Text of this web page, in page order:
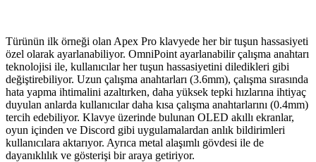
Türünün ilk örneği olan Apex Pro klavyede her bir tuşun hassasiyeti
özel olarak ayarlanabiliyor. OmniPoint ayarlanabilir çalışma anahtarı
teknolojisi ile, kullanıcılar her tuşun hassasiyetini diledikleri gibi
değiştirebiliyor. Uzun çalışma anahtarları (3.6mm), çalışma sırasında
hata yapma ihtimalini azaltırken, daha yüksek tepki hızlarına ihtiyaç
duyulan anlarda kullanıcılar daha kısa çalışma anahtarlarını (0.4mm)
tercih edebiliyor. Klavye üzerinde bulunan OLED akıllı ekranlar,
oyun içinden ve Discord gibi uygulamalardan anlık bildirimleri
kullanıcılara aktarıyor. Ayrıca metal alaşımlı gövdesi ile de
dayanıklılık ve gösterişi bir araya getiriyor.